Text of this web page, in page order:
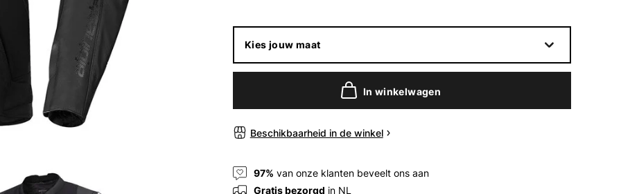
Kies jouw maat
In winkelwagen
Beschikbaarheid in de winkel
97% van onze klanten beveelt ons aan
Gratis bezorgd in NL